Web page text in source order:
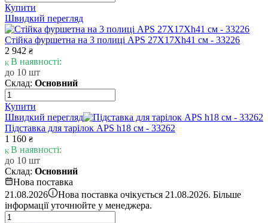
Купити
Швидкий перегляд
Стійка фуршетна на 3 полиці APS 27X17Xh41 см - 33226
2 942 ₴
В наявності:
до 10 шт
Склад: Основний
Купити
Швидкий перегляд
Підставка для тарілок APS h18 см - 33262
1 160 ₴
В наявності:
до 10 шт
Склад: Основний
Нова поставка
21.08.2026 i Нова поставка очікується 21.08.2026. Більше
інформації уточнюйте у менеджера.